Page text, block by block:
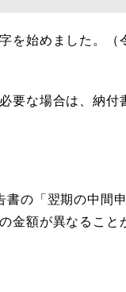
を始めました。（
な場合は、納付
の「翌期の中間
金額が異なること